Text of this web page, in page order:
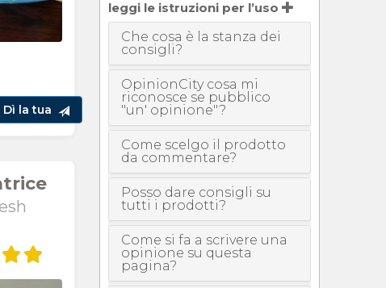
leggi le istruzioni per l’uso
Che cosa è la stanza dei
consigli?
OpinionCity cosa mi
riconosce se pubblico
"un' opinione"?
Come scelgo il prodotto
da commentare?
Posso dare consigli su
tutti i prodotti?
Come si fa a scrivere una
opinione su questa
pagina?
Dì la tua